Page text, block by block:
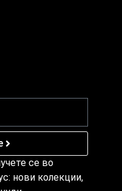
се во
нови колекции,